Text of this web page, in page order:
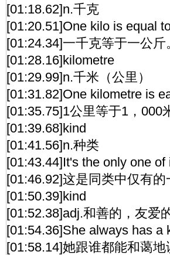
[01:18.62]n.千克
[01:20.51]One kilo is equal
[01:24.34]一千克等于一公斤
[01:28.16]kilometre
[01:29.99]n.千米（公里）
[01:31.82]One kilometre is
[01:35.75]1公里等于1，000
[01:39.68]kind
[01:41.56]n.种类
[01:43.44]It's the only one of
[01:46.92]这是同类中仅有的
[01:50.39]kind
[01:52.38]adj.和善的，友爱
[01:54.36]She always has a
[01:58.14]她跟谁都能和蔼地